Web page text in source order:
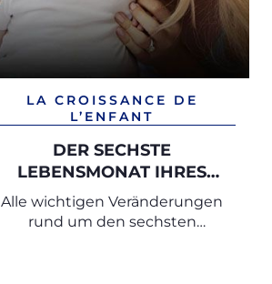
LA CROISSANCE DE
L’ENFANT
DER SECHSTE
LEBENSMONAT IHRES
BABYS
Alle wichtigen Veränderungen
rund um den sechsten